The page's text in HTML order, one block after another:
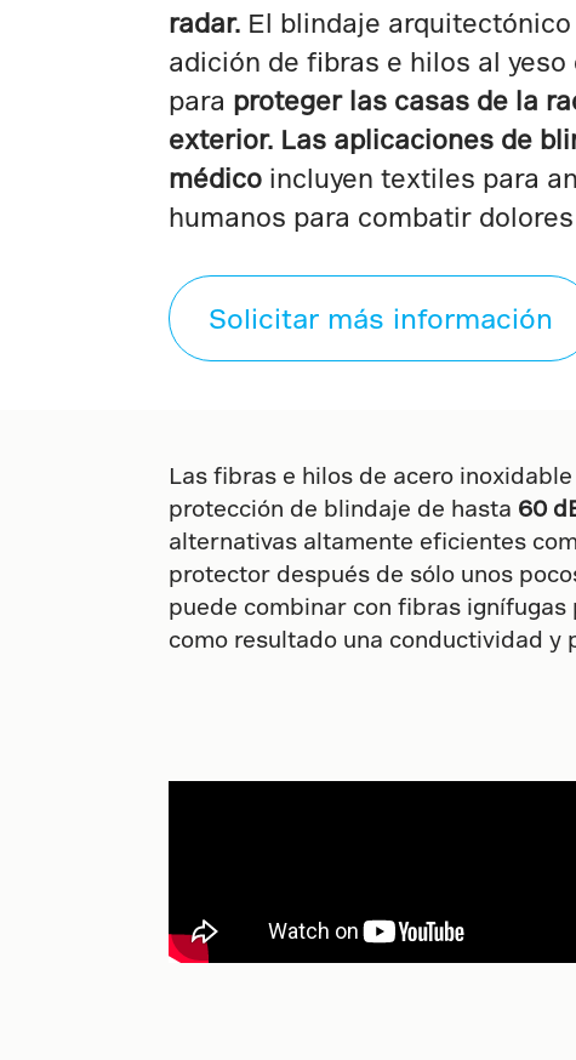
radar.El blindaje arquitectónico
adición de fibras e hilos al yeso
para proteger las casas de la
exterior. Las aplicaciones de
médicoincluyen textiles para
humanos para combatir
Solicitar más información
Las fibras e hilos de acero
protección de blindaje de hasta 60
alternativas altamente eficientes
protector después de sólo unos
puede combinar con fibras
como resultado una conductividad